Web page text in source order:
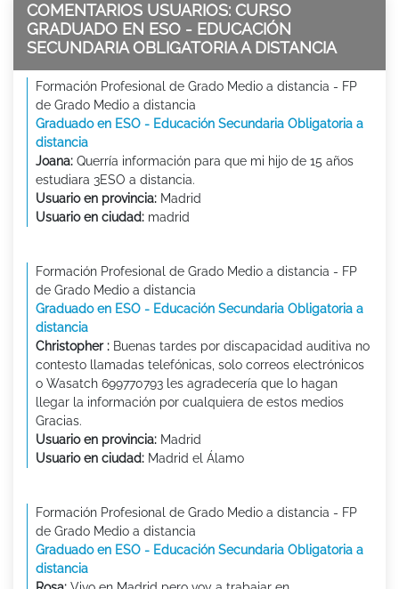
COMENTARIOS USUARIOS: CURSO
GRADUADO EN ESO - EDUCACIÓN
SECUNDARIA OBLIGATORIA A DISTANCIA
Formación Profesional de Grado Medio a distancia - FP
de Grado Medio a distancia
Graduado en ESO - Educación Secundaria Obligatoria a
distancia
Joana: Querría información para que mi hijo de 15 años
estudiara 3ESO a distancia.
Usuario en provincia: Madrid
Usuario en ciudad: madrid
Formación Profesional de Grado Medio a distancia - FP
de Grado Medio a distancia
Graduado en ESO - Educación Secundaria Obligatoria a
distancia
Christopher : Buenas tardes por discapacidad auditiva no
contesto llamadas telefónicas, solo correos electrónicos
o Wasatch 699770793 les agradecería que lo hagan
llegar la información por cualquiera de estos medios
Gracias.
Usuario en provincia: Madrid
Usuario en ciudad: Madrid el Álamo
Formación Profesional de Grado Medio a distancia - FP
de Grado Medio a distancia
Graduado en ESO - Educación Secundaria Obligatoria a
distancia